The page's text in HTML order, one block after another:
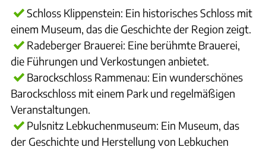
Schloss Klippenstein: Ein historisches Schloss mit
einem Museum, das die Geschichte der Region zeigt.
Radeberger Brauerei: Eine berühmte Brauerei,
die Führungen und Verkostungen anbietet.
Barockschloss Rammenau: Ein wunderschönes
Barockschloss mit einem Park und regelmäßigen
Veranstaltungen.
Pulsnitz Lebkuchenmuseum: Ein Museum, das
der Geschichte und Herstellung von Lebkuchen